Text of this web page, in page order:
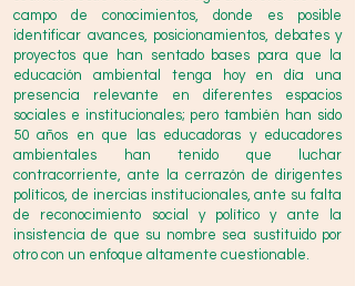
campo de conocimientos, donde es posible
identificar avances, posicionamientos, debates y
proyectos que han sentado bases para que la
educación ambiental tenga hoy en día una
presencia relevante en diferentes espacios
sociales e institucionales; pero también han sido
50 años en que las educadoras y educadores
ambientales han tenido que luchar
contracorriente, ante la cerrazón de dirigentes
políticos, de inercias institucionales, ante su falta
de reconocimiento social y político y ante la
insistencia de que su nombre sea sustituido por
otro con un enfoque altamente cuestionable.